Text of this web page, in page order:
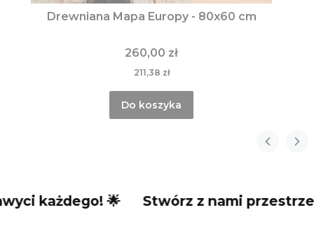
Drewniana Mapa Europy - 80x60 cm
260,00 zł
211,38 zł
Do koszyka
🌟 Stwórz z nami przestrzeń,